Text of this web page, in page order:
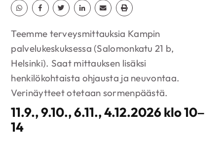
Jaa Whatsapp
Jaa Facebook
Jaa TwitterJaa Linkedin
Jaa EmailJaa Print
Teemme terveysmittauksia Kampin
palvelukeskuksessa (Salomonkatu 21 b,
Helsinki). Saat mittauksen lisäksi
henkilökohtaista ohjausta ja neuvontaa.
Verinäytteet otetaan sormenpäästä.
11.9., 9.10., 6.11., 4.12.2026 klo 10–
14